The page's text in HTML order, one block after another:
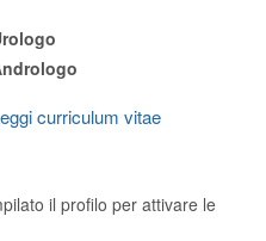
curriculum vitae
il profilo per attivare le